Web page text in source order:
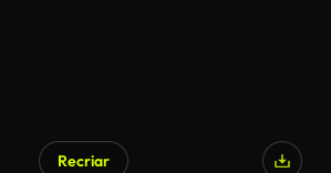
Recriar